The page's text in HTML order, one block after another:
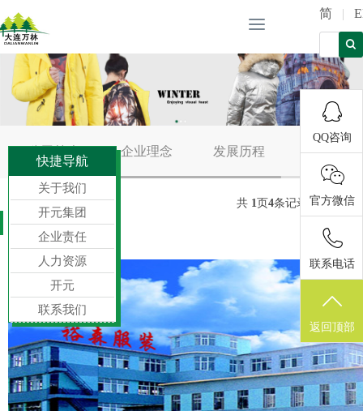
Toggle
简 |
公司简介 企业理念 发展历程 下属工
大连基地
共 1页4条记录
QQ咨询
官方微信
联系电话
返回顶部
快捷导航
关于我们
开元集团
企业责任
人力资源
开元
联系我们